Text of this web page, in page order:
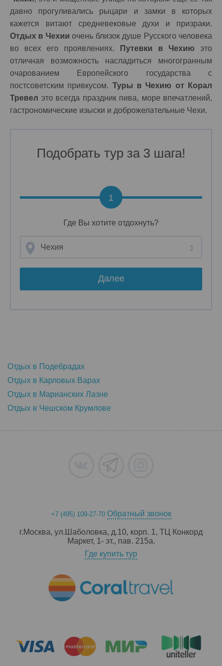
давно прогуливались рыцари и замки в которых
кажется витают средневековые духи и призраки.
Отдых в Чехии очень близок душе Русского человека
во всех его проявлениях.
Путевки в Чехию это
отличная возможность насладиться многогранным
очарованием Европейского государства с
постсоветским привкусом. Туры в Чехию от Корал
Тревел это всегда праздник пива, море впечатлений,
гастрономические изыски и доброжелательные Чехи.
Подобрать тур за 3 шага!
Где Вы хотите отдохнуть?
Чехия
Далее
1
Отдых в Подебрадах
Отдых в Карловых Варах
Отдых в Марианских Лазне
Отдых в Чешском Крумлове
+7 (495) 109-27-70 Обратный звонок
г.Москва, ул.Шаболовка, д.10, корп. 1, ТЦ Конкорд
Маркет, 1- эт., пав. 215a.
Где купить тур